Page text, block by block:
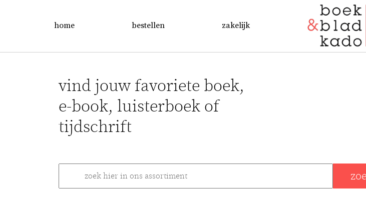
home bestellen zakelijk
vind jouw favoriete boek,
e-book, luisterboek of
tijdschrift